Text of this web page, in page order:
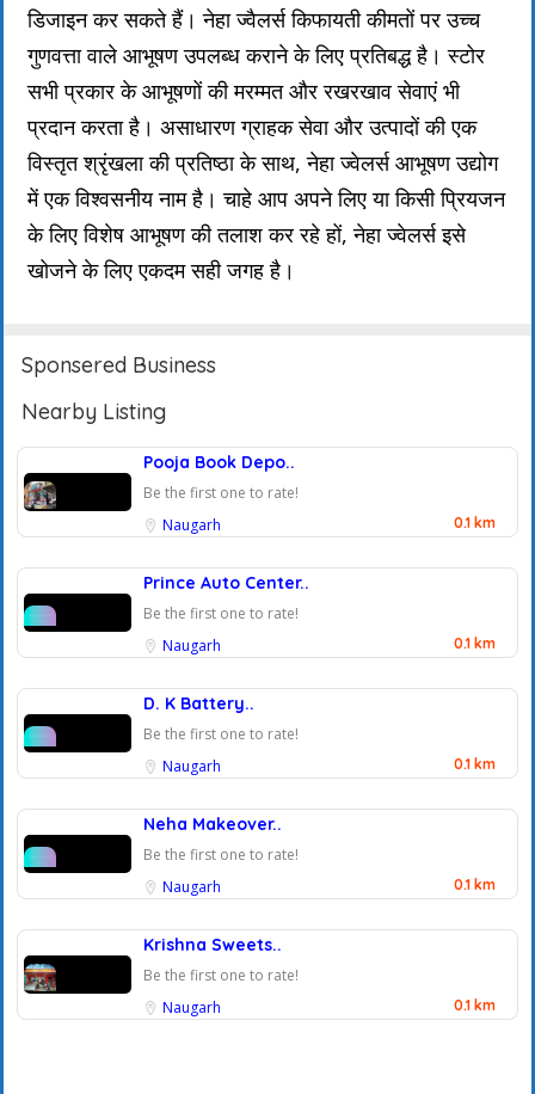
डिजाइन कर सकते हैं। नेहा ज्वैलर्स किफायती कीमतों पर उच्च
गुणवत्ता वाले आभूषण उपलब्ध कराने के लिए प्रतिबद्ध है। स्टोर
सभी प्रकार के आभूषणों की मरम्मत और रखरखाव सेवाएं भी
प्रदान करता है। असाधारण ग्राहक सेवा और उत्पादों की एक
विस्तृत श्रृंखला की प्रतिष्ठा के साथ, नेहा ज्वेलर्स आभूषण उद्योग
में एक विश्वसनीय नाम है। चाहे आप अपने लिए या किसी प्रियजन
के लिए विशेष आभूषण की तलाश कर रहे हों, नेहा ज्वेलर्स इसे
खोजने के लिए एकदम सही जगह है।
Sponsered Business
Nearby Listing
Pooja Book Depo..
Be the first one to rate!
Naugarh
0.1 km
Prince Auto Center..
Be the first one to rate!
Naugarh
0.1 km
D. K Battery..
Be the first one to rate!
Naugarh
0.1 km
Neha Makeover..
Be the first one to rate!
Naugarh
0.1 km
Krishna Sweets..
Be the first one to rate!
Naugarh
0.1 km